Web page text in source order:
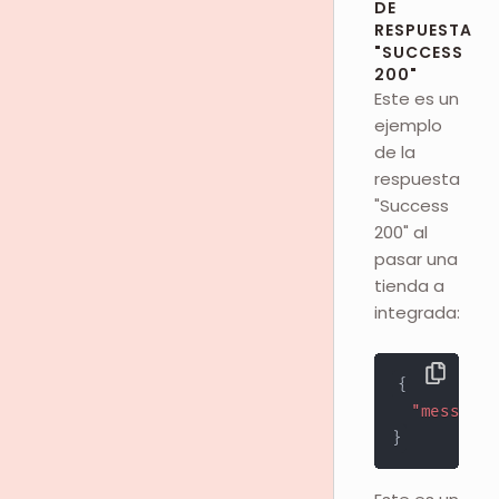
DE
RESPUESTA
"SUCCESS
200"
Este es un
ejemplo
de la
respuesta
"Success
200" al
pasar una
tienda a
integrada:
{
"message"
}